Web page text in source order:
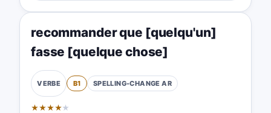
recommander que [quelqu'un]
fasse [quelque chose]
VERBE B1 SPELLING-CHANGE AR
★★★★★